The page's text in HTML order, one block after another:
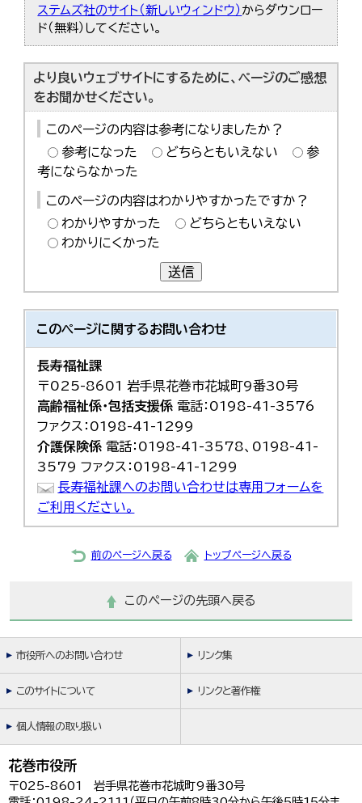
ステムズ社のサイト（新しいウィンドウ） からダウンロー
ド（無料）してください。
より良いウェブサイトにするために、ページのご感想
をお聞かせください。
このページの内容は参考になりましたか？
参考になった
どちらともいえない
参
考にならなかった
このページの内容はわかりやすかったですか？
わかりやすかった
どちらともいえない
わかりにくかった
送信
このページに関するお問い合わせ
長寿福祉課
〒025-8601 岩手県花巻市花城町9番30号
高齢福祉係・包括支援係 電話：0198-41-3576
ファクス：0198-41-1299
介護保険係 電話：0198-41-3578、0198-41-
3579 ファクス：0198-41-1299
長寿福祉課へのお問い合わせは専用フォームを
ご利用ください。
前のページへ戻る トップページへ戻る
このページの先頭へ戻る
市役所へのお問い合わせ リンク集
このサイトについて リンクと著作権
個人情報の取り扱い
花巻市役所
〒025-8601 岩手県花巻市花城町9番30号